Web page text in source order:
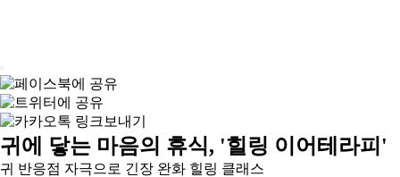
귀에 닿는 마음의 휴식, '힐링 이어테라피'
귀 반응점 자극으로 긴장 완화 힐링 클래스